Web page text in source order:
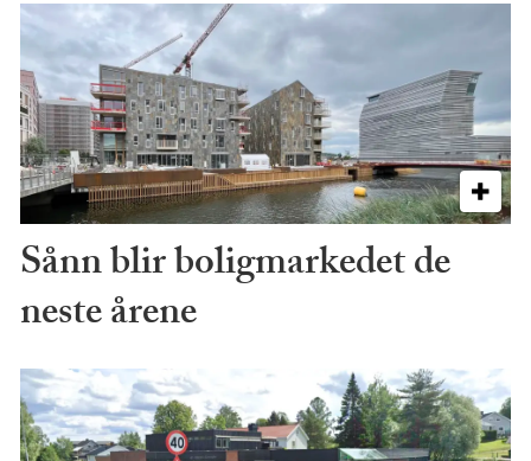
Sånn blir boligmarkedet de
neste årene